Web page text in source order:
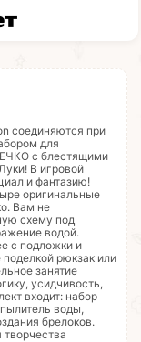
соединяются при
для
с блестящими
В игровой
и фантазию!
оригинальные
Вам не
схему под
водой.
с подложки и
поделкой рюкзак или
занятие
усидчивость,
входит: набор
воды,
брелоков.